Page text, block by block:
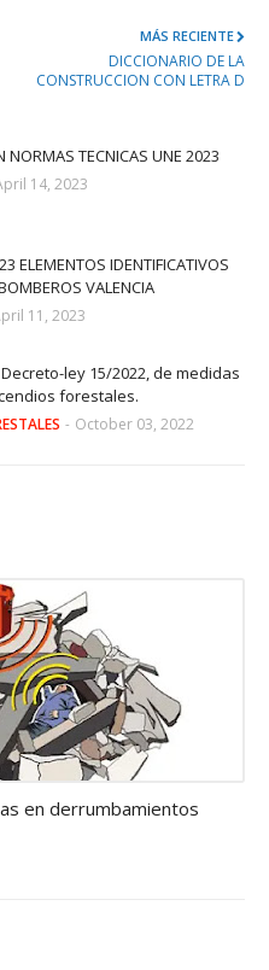
MÁS RECIENTE
DICCIONARIO DE LA
CONSTRUCCION CON LETRA D
NORMAS TECNICAS UNE 2023
14, 2023
ELEMENTOS IDENTIFICATIVOS
VALENCIA
11, 2023
ley 15/2022, de medidas
forestales.
- October 03, 2022
en derrumbamientos